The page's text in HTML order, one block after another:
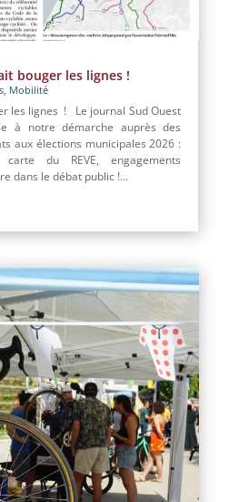
bouger les lignes !
, Mobilité
les lignes ! Le journal Sud Ouest
à notre démarche auprès des
aux élections municipales 2026 :
du REVE, engagements
dans le débat public !...